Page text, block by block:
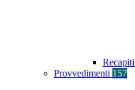
Provvedimenti 157